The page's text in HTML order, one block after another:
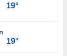
19°
19°